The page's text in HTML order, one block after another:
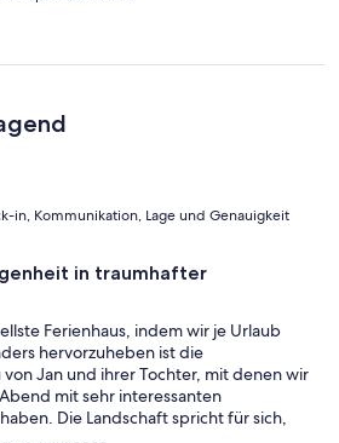
in, Kommunikation, Lage und Genauigkeit
in traumhafter
Ferienhaus, indem wir je Urlaub
hervorzuheben ist die
Jan und ihrer Tochter, mit denen wir
mit sehr interessanten
Die Landschaft spricht für sich,